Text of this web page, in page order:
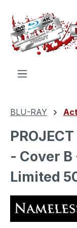
Zum Hauptinhalt
BLU-RAY
- Cover
Limited